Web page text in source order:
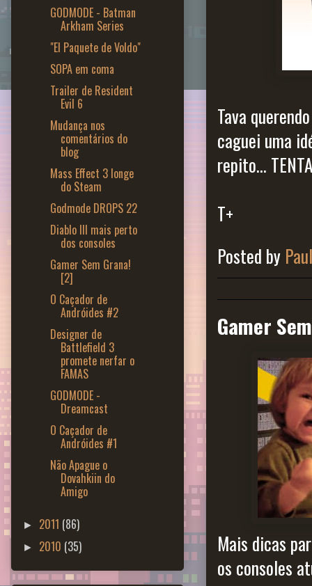
Tava
caguei uma
repito...
T+
Posted by
Gamer
Mais dicas
os consoles
GODMODE - Batman
Arkham Series
"El Paquete de Voldo"
SOPA em coma
Trailer de Resident
Evil 6
Mudança nos
comentários do
blog
Mass Effect 3 longe
do Steam
Godmode DROPS 22
Diablo III mais perto
dos consoles
Gamer Sem Grana!
[2]
O Caçador de
Andróides #2
Designer de
Battlefield 3
promete nerfar o
FAMAS
GODMODE -
Dreamcast
O Caçador de
Andróides #1
Não Apague o
Dovahkiin do
Amigo
► 2011 (86)
► 2010 (35)